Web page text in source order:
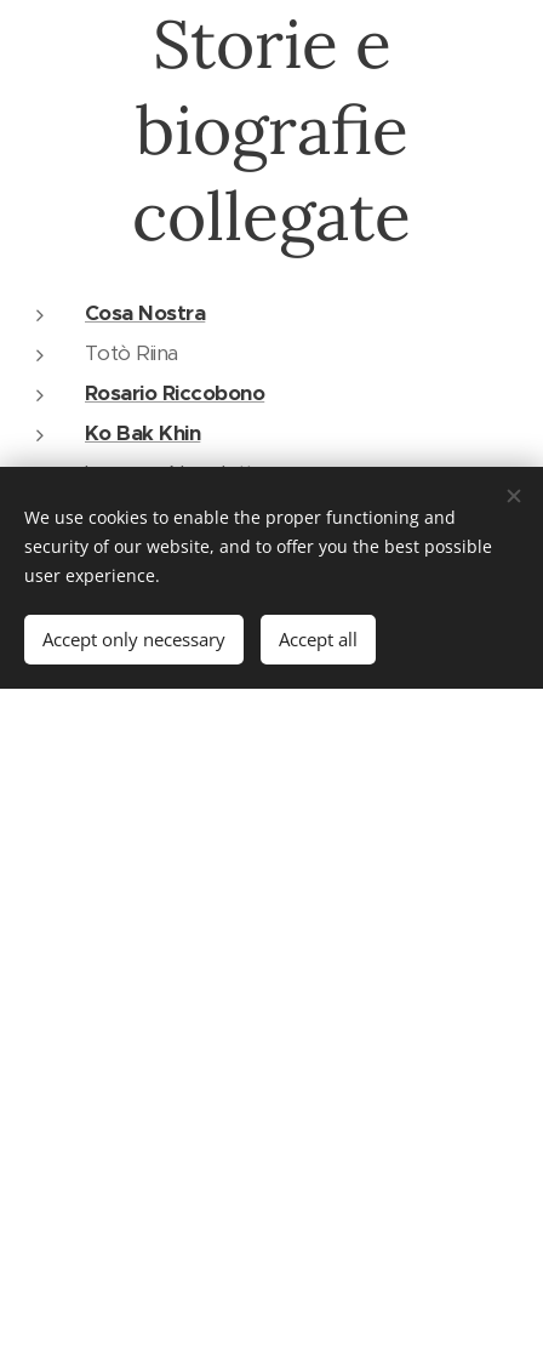
Storie e
biografie
collegate
Cosa Nostra
Totò Riina
Rosario Riccobono
Ko Bak Khin
Lorenzo Nuvoletta
Gaspare Mutolo,
We use cookies to enable the proper functioning and
security of our website, and to offer you the best possible
user experience.
Accept only necessary Accept all